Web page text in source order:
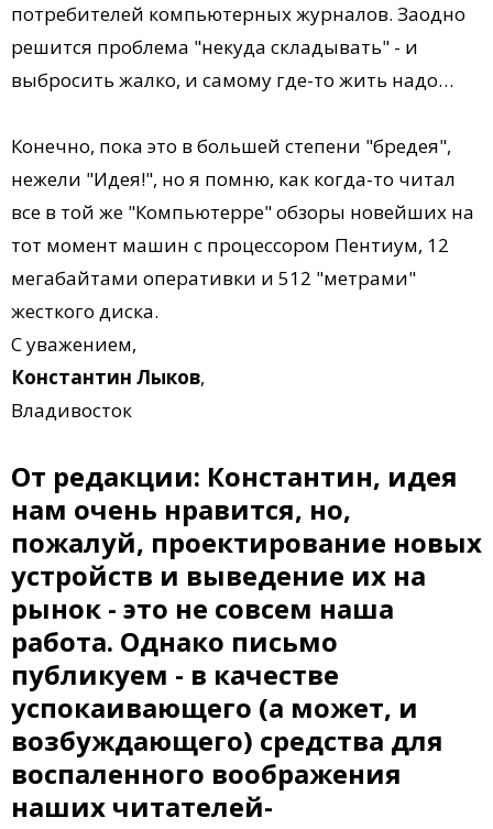
потребителей компьютерных журналов. Заодно
решится проблема "некуда складывать" - и
выбросить жалко, и самому где-то жить надо…
Конечно, пока это в большей степени "бредея",
нежели "Идея!", но я помню, как когда-то читал
все в той же "Компьютерре" обзоры новейших на
тот момент машин с процессором Пентиум, 12
мегабайтами оперативки и 512 "метрами"
жесткого диска.
С уважением,
Константин Лыков,
Владивосток
От редакции: Константин, идея
нам очень нравится, но,
пожалуй, проектирование новых
устройств и выведение их на
рынок - это не совсем наша
работа. Однако письмо
публикуем - в качестве
успокаивающего (а может, и
возбуждающего) средства для
воспаленного воображения
наших читателей-